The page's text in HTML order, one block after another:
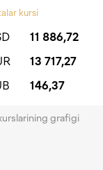
kursi
11 886,72
13 717,27
146,37
grafigi